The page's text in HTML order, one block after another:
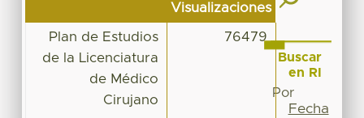
Visualizaciones
Plan de Estudios
de la Licenciatura
de Médico
Cirujano
76479
Buscar
en RI
Por
Fecha